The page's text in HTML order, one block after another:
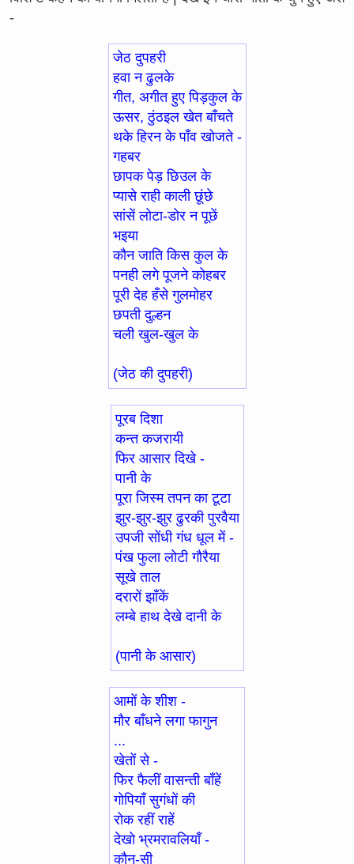
-
जेठ दुपहरी
हवा न ढुलके
गीत, अगीत हुए पिड़कुल के
ऊसर, ठुंठइल खेत बाँचते
थके हिरन के पाँव खोजते -
गहबर
छापक पेड़ छिउल के
प्यासे राही काली छूंछे
सांसें लोटा-डोर न पूछें
भइया
कौन जाति किस कुल के
पनही लगे पूजने कोहबर
पूरी देह हँसे गुलमोहर
छपती दुल्हन
चली खुल-खुल के
(जेठ की दुपहरी)
पूरब दिशा
कन्त कजरायी
फिर आसार दिखे -
पानी के
पूरा जिस्म तपन का टूटा
झुर-झुर-झुर ढुरकी पुरवैया
उपजी सोंधी गंध धूल में -
पंख फुला लोटी गौरैया
सूखे ताल
दरारों झाँकें
लम्बे हाथ देखे दानी के
(पानी के आसार)
आमों के शीश -
मौर बाँधने लगा फागुन
...
खेतों से -
फिर फैलीं वासन्ती बाँहें
गोपियाँ सुगंधों की
रोक रहीं राहें
देखो भ्रमरावलियाँ -
कौन-सी